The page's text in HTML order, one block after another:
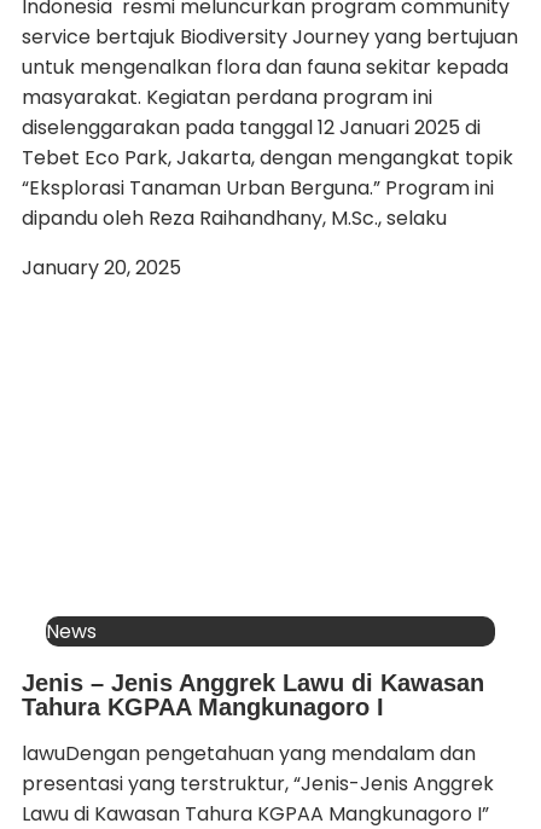
Indonesia resmi meluncurkan program community
service bertajuk Biodiversity Journey yang bertujuan
untuk mengenalkan flora dan fauna sekitar kepada
masyarakat. Kegiatan perdana program ini
diselenggarakan pada tanggal 12 Januari 2025 di
Tebet Eco Park, Jakarta, dengan mengangkat topik
“Eksplorasi Tanaman Urban Berguna.” Program ini
dipandu oleh Reza Raihandhany, M.Sc., selaku
January 20, 2025
News
Jenis – Jenis Anggrek Lawu di Kawasan
Tahura KGPAA Mangkunagoro I
lawuDengan pengetahuan yang mendalam dan
presentasi yang terstruktur, “Jenis-Jenis Anggrek
Lawu di Kawasan Tahura KGPAA Mangkunagoro I”